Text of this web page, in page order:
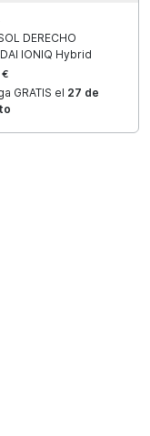
DERECHO
IONIQ Hybrid
GRATIS el 27 de